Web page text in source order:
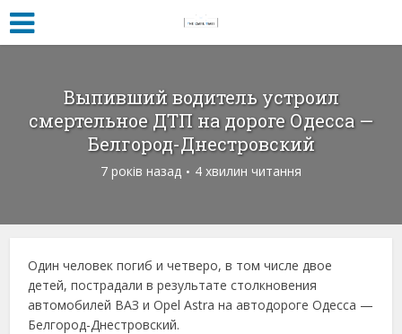
Выпивший водитель устроил
смертельное ДТП на дороге Одесса —
Белгород-Днестровский
7 років назад 4 хвилин читання
Один человек погиб и четверо, в том числе двое
детей, пострадали в результате столкновения
автомобилей ВАЗ и Opel Astra на автодороге Одесса —
Белгород-Днестровский.